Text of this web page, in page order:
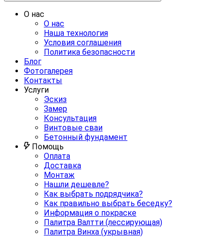
О нас
О нас
Наша технология
Условия соглашения
Политика безопасности
Блог
Фотогалерея
Контакты
Услуги
Эскиз
Замер
Консультация
Винтовые сваи
Бетонный фундамент
Помощь
Оплата
Доставка
Монтаж
Нашли дешевле?
Как выбрать подрядчика?
Как правильно выбрать беседку?
Информация о покраске
Палитра Валтти (лессирующая)
Палитра Винха (укрывная)